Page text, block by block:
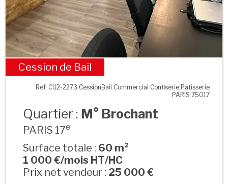
M° Brochant
Cession de Bail
Réf. CI12-2273 CessionBail Commercial Confiserie,Patisserie
PARIS 75017
Quartier : M° Brochant
PARIS 17e
Surface totale : 60 m²
1 000 €/mois HT/HC
Prix net vendeur : 25 000 €